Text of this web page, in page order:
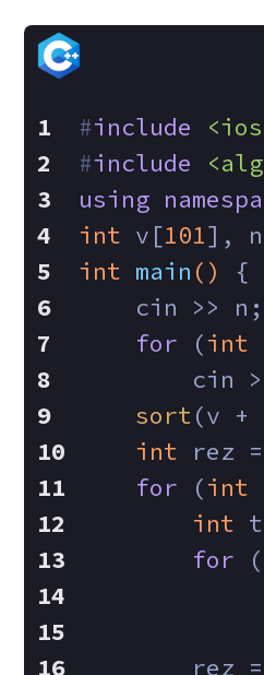
#include
#include
using
int v[101],
int main ()
{
    cin >> n;
for (int
cin
sort(v +
int rez =
for (int
int
for (
        rez =